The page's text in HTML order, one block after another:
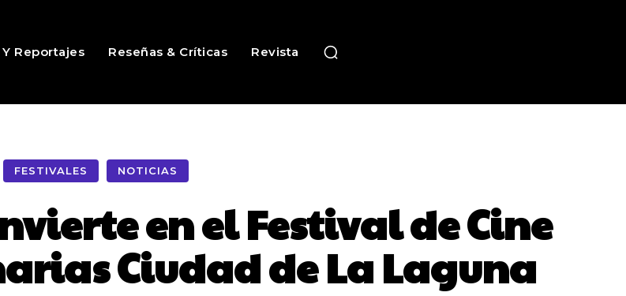
Reportajes Reseñas & Críticas Revista
FESTIVALES NOTICIAS
en el Festival de Cine
Ciudad de La Laguna